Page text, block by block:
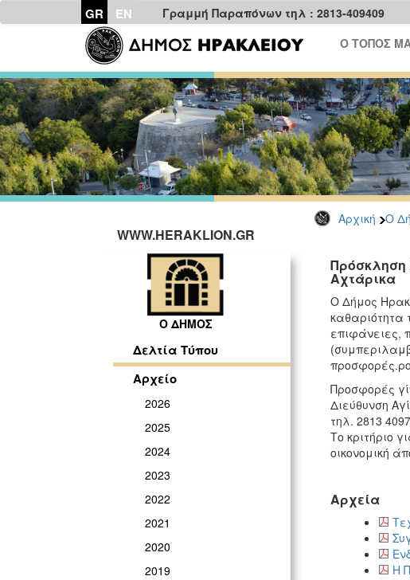
GR EN Γραμμή Παραπόνων τηλ : 2813-409409
Ο ΤΟΠΟΣ
Αρχική Ο
WWW.HERAKLION.GR
Ο ΔΗΜΟΣ
Δελτία Τύπου
Αρχείο
2026
2025
2024
2023
2022
2021
2020
2019
Πρόσκληση
Αχτάρικα
Ο Δήμος
καθαριότητα
επιφάνειες,
Προσφορές
Διεύθυνση
τηλ. 2813
Το κριτήριο
οικονομική
Αρχεία
Η